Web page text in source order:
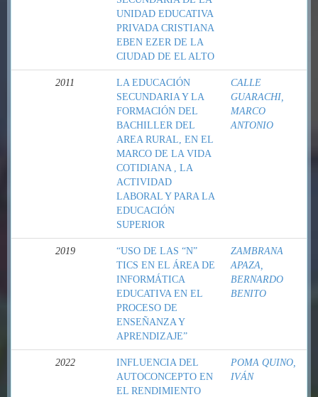
UNIDAD EDUCATIVA
PRIVADA CRISTIANA
EBEN EZER DE LA
CIUDAD DE EL ALTO
2011
LA EDUCACIÓN
SECUNDARIA Y LA
FORMACIÓN DEL
BACHILLER DEL
AREA RURAL, EN EL
MARCO DE LA VIDA
COTIDIANA , LA
ACTIVIDAD
LABORAL Y PARA LA
EDUCACIÓN
SUPERIOR
CALLE
GUARACHI,
MARCO
ANTONIO
2019
“USO DE LAS “N”
TICS EN EL ÁREA DE
INFORMÁTICA
EDUCATIVA EN EL
PROCESO DE
ENSEÑANZA Y
APRENDIZAJE”
ZAMBRANA
APAZA,
BERNARDO
BENITO
2022
INFLUENCIA DEL
AUTOCONCEPTO EN
EL RENDIMIENTO
POMA QUINO,
IVÁN